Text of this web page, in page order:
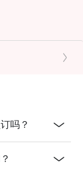
line.
吗？